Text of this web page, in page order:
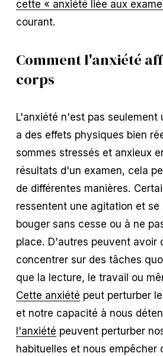
cette « anxiété liée aux
courant.
Comment l'anxiété
corps
L'anxiété n'est pas seulement
a des effets physiques bien
sommes stressés et anxieux
résultats d'un examen, cela
de différentes manières.
ressentent une agitation et se
bouger sans cesse ou à ne
place. D'autres peuvent avoir
concentrer sur des tâches
que la lecture, le travail ou
Cette anxiété peut perturber
et notre capacité à nous
l'anxiété peuvent perturber
habituelles et nous empêcher